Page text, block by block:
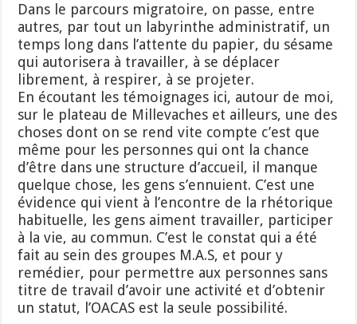
Dans le parcours migratoire, on passe, entre
autres, par tout un labyrinthe administratif, un
temps long dans l’attente du papier, du sésame
qui autorisera à travailler, à se déplacer
librement, à respirer, à se projeter.
En écoutant les témoignages ici, autour de moi,
sur le plateau de Millevaches et ailleurs, une des
choses dont on se rend vite compte c’est que
même pour les personnes qui ont la chance
d’être dans une structure d’accueil, il manque
quelque chose, les gens s’ennuient. C’est une
évidence qui vient à l’encontre de la rhétorique
habituelle, les gens aiment travailler, participer
à la vie, au commun. C’est le constat qui a été
fait au sein des groupes M.A.S, et pour y
remédier, pour permettre aux personnes sans
titre de travail d’avoir une activité et d’obtenir
un statut, l’OACAS est la seule possibilité.